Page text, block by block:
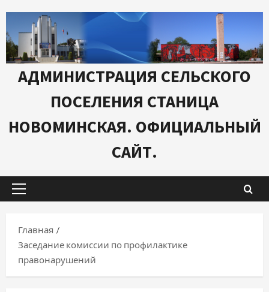
содержимому
АДМИНИСТРАЦИЯ СЕЛЬСКОГО
ПОСЕЛЕНИЯ СТАНИЦА
НОВОМИНСКАЯ. ОФИЦИАЛЬНЫЙ
САЙТ.
Основное
Главная
Заседание комиссии по профилактике
правонарушений